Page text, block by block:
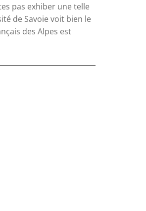
pas exhiber une telle
de Savoie voit bien le
des Alpes est